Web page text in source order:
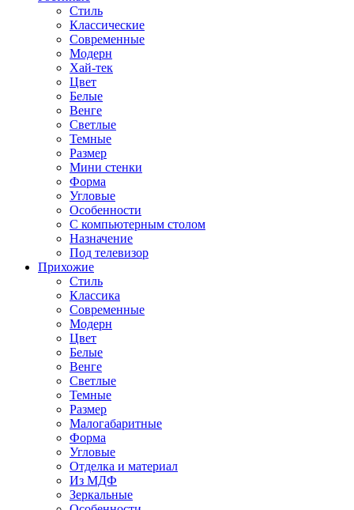
Стиль
Классические
Современные
Модерн
Хай-тек
Цвет
Белые
Венге
Светлые
Темные
Размер
Мини стенки
Форма
Угловые
Особенности
С компьютерным столом
Назначение
Под телевизор
Прихожие
Стиль
Классика
Современные
Модерн
Цвет
Белые
Венге
Светлые
Темные
Размер
Малогабаритные
Форма
Угловые
Отделка и материал
Из МДФ
Зеркальные